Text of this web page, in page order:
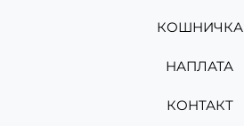
КОШНИЧКА
НАПЛАТА
КОНТАКТ